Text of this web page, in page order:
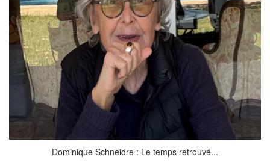
Dominique Schneidre : Le temps retrouvé...